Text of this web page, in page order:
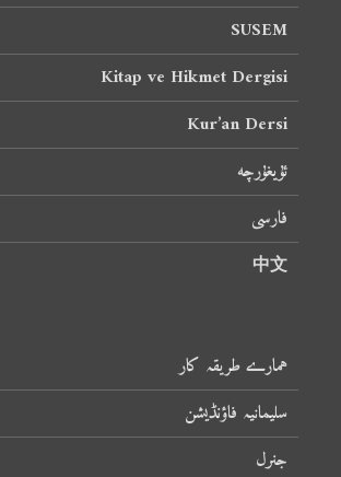
SUSEM
Kitap ve Hikmet Dergisi
Kur’an Dersi
ئۇيغۇرچە
فارسی
中文
ہمارے طریقہ کار
سلیمانیہ فاؤنڈیشن
جنرل